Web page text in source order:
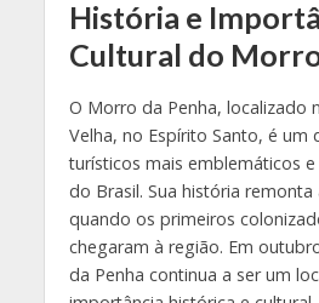
História e
Cultural do
O Morro da Penha, localizado
Velha, no Espírito Santo, é um
turísticos mais emblemáticos
do Brasil. Sua história remonta
quando os primeiros
chegaram à região. Em
da Penha continua a ser um